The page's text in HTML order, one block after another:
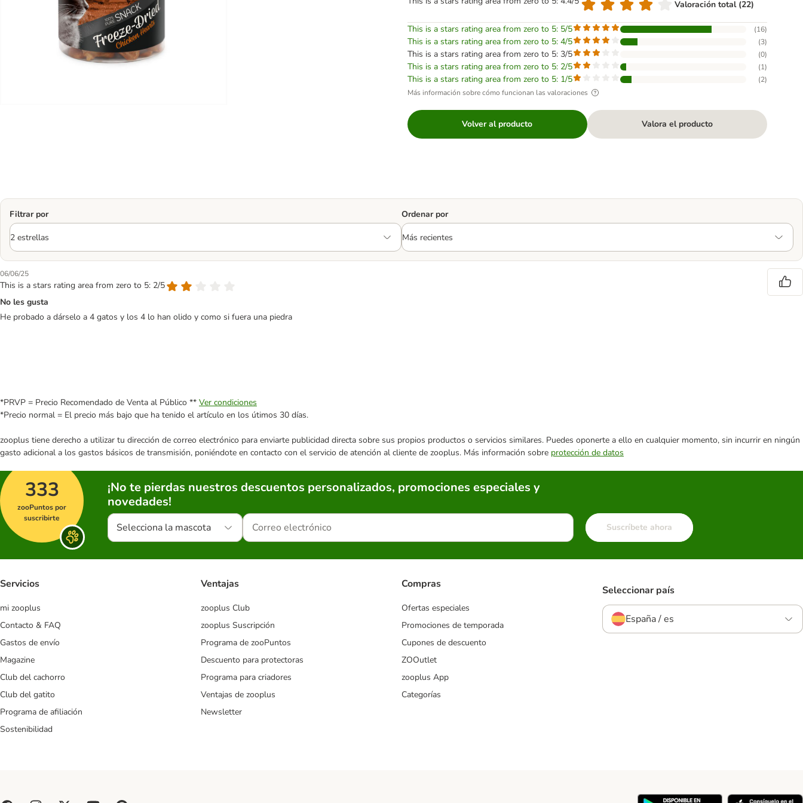
Valoración total (22)
This is a stars rating area from zero to 5: 5/5 (16)
This is a stars rating area from zero to 5: 4/5 (3)
This is a stars rating area from zero to 5: 3/5 (0)
This is a stars rating area from zero to 5: 2/5 (1)
This is a stars rating area from zero to 5: 1/5 (2)
Más información sobre cómo funcionan las valoraciones
Volver al producto Valora el producto
Filtrar por Ordenar por
06/06/25
This is a stars rating area from zero to 5: 2/5
No les gusta
He probado a dárselo a 4 gatos y los 4 lo han olido y como si fuera una piedra
*PRVP = Precio Recomendado de Venta al Público ** Ver condiciones
*Precio normal = El precio más bajo que ha tenido el artículo en los útimos 30 días.
zooplus tiene derecho a utilizar tu dirección de correo electrónico para enviarte publicidad directa sobre sus propios productos o servicios similares. Puedes oponerte a ello en cualquier momento, sin incurrir en ningún
gasto adicional a los gastos básicos de transmisión, poniéndote en contacto con el servicio de atención al cliente de zooplus. Más información sobre protección de datos
333
zooPuntos por
suscribirte
¡No te pierdas nuestros descuentos personalizados, promociones especiales y
novedades!
Selecciona la mascota Suscríbete ahora
Servicios
mi zooplus
Contacto & FAQ
Gastos de envío
Magazine
Club del cachorro
Club del gatito
Programa de afiliación
Sostenibilidad
Ventajas
zooplus Club
zooplus Suscripción
Programa de zooPuntos
Descuento para protectoras
Programa para criadores
Ventajas de zooplus
Newsletter
Compras
Ofertas especiales
Promociones de temporada
Cupones de descuento
ZOOutlet
zooplus App
Categorías
Seleccionar país
España / es